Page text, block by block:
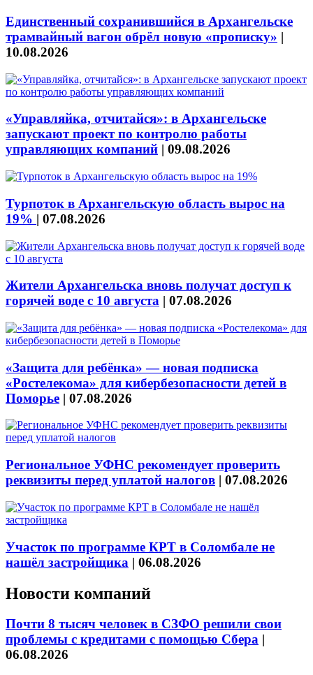
Единственный сохранившийся в Архангельске
трамвайный вагон обрёл новую «прописку» |
10.08.2026
«Управляйка, отчитайся»: в Архангельске
запускают проект по контролю работы
управляющих компаний | 09.08.2026
Турпоток в Архангельскую область вырос на
19% | 07.08.2026
Жители Архангельска вновь получат доступ к
горячей воде с 10 августа | 07.08.2026
«Защита для ребёнка» — новая подписка
«Ростелекома» для кибербезопасности детей в
Поморье | 07.08.2026
Региональное УФНС рекомендует проверить
реквизиты перед уплатой налогов | 07.08.2026
Участок по программе КРТ в Соломбале не
нашёл застройщика | 06.08.2026
Новости компаний
Почти 8 тысяч человек в СЗФО решили свои
проблемы с кредитами с помощью Сбера |
06.08.2026